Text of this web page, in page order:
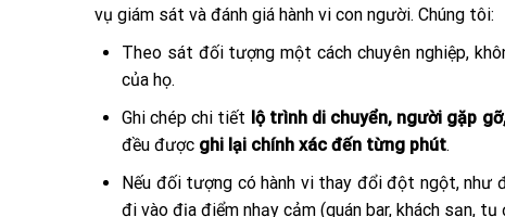
vụ giám sát và đánh giá hành vi con người. Chúng tôi:
Theo sát đối tượng một cách chuyên nghiệp,
của họ.
Ghi chép chi tiết lộ trình di chuyển, người gặp
đều được ghi lại chính xác đến từng phút.
Nếu đối tượng có hành vi thay đổi đột ngột, như
đi vào địa điểm nhạy cảm (quán bar, khách sạn,